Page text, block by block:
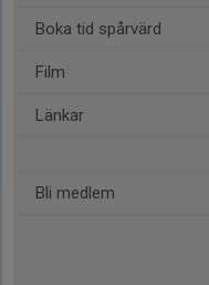
Boka tid spårvärd
Film
Länkar
Bli medlem